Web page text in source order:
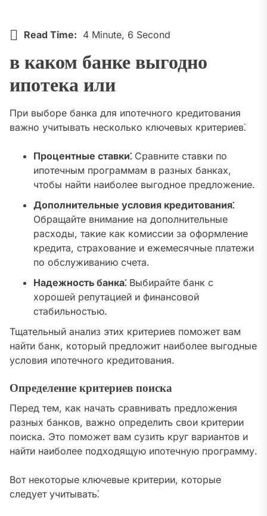
Read Time: 4 Minute, 6 Second
в каком банке выгодно
ипотека или
При выборе банка для ипотечного кредитования
важно учитывать несколько ключевых критериев⁚
Процентные ставки⁚ Сравните ставки по
ипотечным программам в разных банках,
чтобы найти наиболее выгодное предложение.
Дополнительные условия кредитования⁚
Обращайте внимание на дополнительные
расходы, такие как комиссии за оформление
кредита, страхование и ежемесячные платежи
по обслуживанию счета.
Надежность банка⁚ Выбирайте банк с
хорошей репутацией и финансовой
стабильностью.
Тщательный анализ этих критериев поможет вам
найти банк, который предложит наиболее выгодные
условия ипотечного кредитования.
Определение критериев поиска
Перед тем, как начать сравнивать предложения
разных банков, важно определить свои критерии
поиска. Это поможет вам сузить круг вариантов и
найти наиболее подходящую ипотечную программу.
Вот некоторые ключевые критерии, которые
следует учитывать⁚